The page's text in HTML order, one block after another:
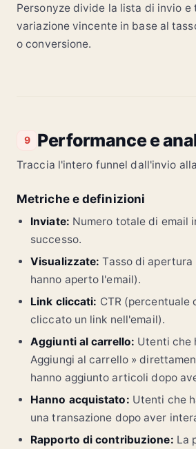
Personyze divide la lista di invio e
variazione vincente in base al
o conversione.
9 Performance e
Traccia l'intero funnel dall'invio
Metriche e definizioni
Inviate: Numero totale di email
successo.
Visualizzate: Tasso di
hanno aperto l'email).
Link cliccati: CTR (percentuale
cliccato un link nell'email).
Aggiunti al carrello: Utenti che
Aggiungi al carrello »
hanno aggiunto articoli dopo
Hanno acquistato: Utenti che
una transazione dopo aver
Rapporto di contribuzione: La